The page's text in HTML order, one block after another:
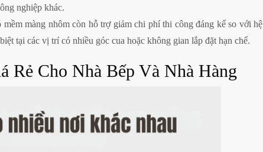
nghiệp khác.
màng nhôm còn hỗ trợ giảm chi phí thi công đáng kể so với hệ
tại các vị trí có nhiều góc cua hoặc không gian lắp đặt hạn chế.
Rẻ Cho Nhà Bếp Và Nhà Hàng